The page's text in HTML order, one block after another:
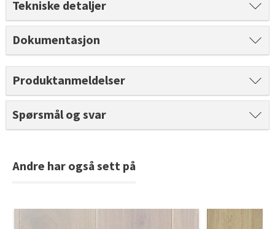
Bli inspirert av nye fargepaletter fra Årets Farge 2026!
Tarkett Shade Eik Soft Beige Parkett
Tekniske detaljer
Dokumentasjon
Produktanmeldelser
Spørsmål og svar
Andre har også sett på